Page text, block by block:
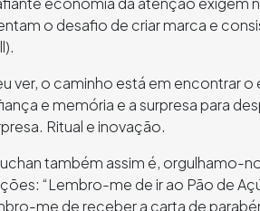
o desafio de criar marca e
ver, o caminho está em encontrar
e memória e a surpresa para
Ritual e inovação.
também assim é, orgulhamo-
“Lembro-me de ir ao Pão de
me de receber a carta de